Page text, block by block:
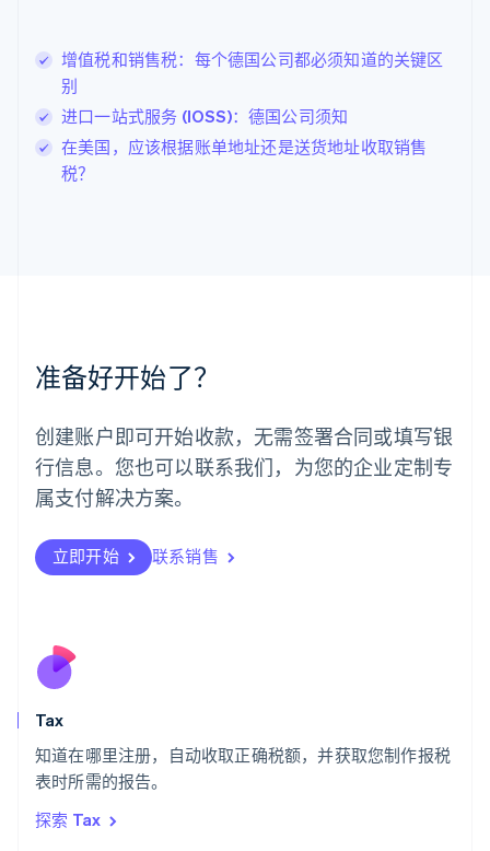
增值税和销售税：每个德国公司都必须知道的关键区
别
进口一站式服务 (IOSS)：德国公司须知
在美国，应该根据账单地址还是送货地址收取销售
税？
准备好开始了？
创建账户即可开始收款，无需签署合同或填写银
行信息。您也可以联系我们，为您的企业定制专
属支付解决方案。
立即开始 联系销售
Tax
知道在哪里注册，自动收取正确税额，并获取您制作报税
表时所需的报告。
探索 Tax
立陶宛
English
列支敦士登
DeutschEnglish
卢森堡
Français DeutschEnglish
罗马尼亚
墨西哥
EspañolEnglish
English
葡萄牙
PortuguêsEnglish
日本
瑞典
Svenska English
瑞士
English
斯洛伐克
泰国
ไทยEnglish
English